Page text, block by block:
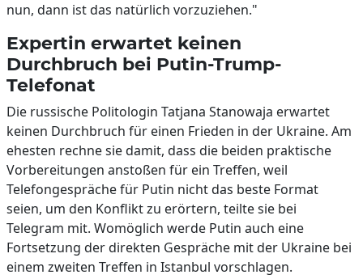
nun, dann ist das natürlich vorzuziehen."
Expertin erwartet keinen
Durchbruch bei Putin-Trump-
Telefonat
Die russische Politologin Tatjana Stanowaja erwartet
keinen Durchbruch für einen Frieden in der Ukraine. Am
ehesten rechne sie damit, dass die beiden praktische
Vorbereitungen anstoßen für ein Treffen, weil
Telefongespräche für Putin nicht das beste Format
seien, um den Konflikt zu erörtern, teilte sie bei
Telegram mit. Womöglich werde Putin auch eine
Fortsetzung der direkten Gespräche mit der Ukraine bei
einem zweiten Treffen in Istanbul vorschlagen.